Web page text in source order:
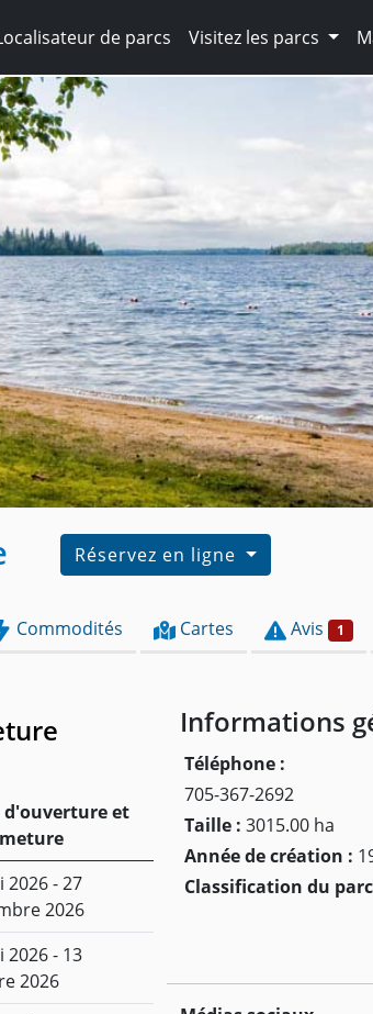
de parcs Visitez les parcs
Réservez en ligne
Commodités Cartes Avis 1
d'ouverture et
2026 - 27
2026
2026 - 13
2026
Informations
Téléphone :
705-367-2692
Taille : 3015.00 ha
Année de création :
Classification du